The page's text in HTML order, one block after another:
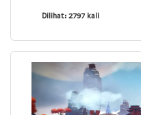
Dilihat: 2797 kali